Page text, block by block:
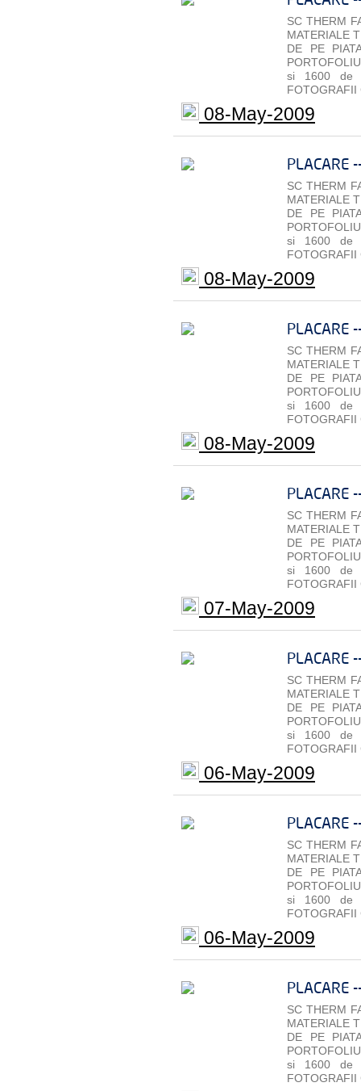
SC THERM
MATERIALE
DE PE
si 1600 de
FOTOGRAFII
08-May-2009
PLACARE
SC THERM
MATERIALE
DE PE
si 1600 de
FOTOGRAFII
08-May-2009
PLACARE
SC THERM
MATERIALE
DE PE
si 1600 de
FOTOGRAFII
08-May-2009
PLACARE
SC THERM
MATERIALE
DE PE
si 1600 de
FOTOGRAFII
07-May-2009
PLACARE
SC THERM
MATERIALE
DE PE
si 1600 de
FOTOGRAFII
06-May-2009
PLACARE
SC THERM
MATERIALE
DE PE
si 1600 de
FOTOGRAFII
06-May-2009
PLACARE
SC THERM
MATERIALE
DE PE
si 1600 de
FOTOGRAFII